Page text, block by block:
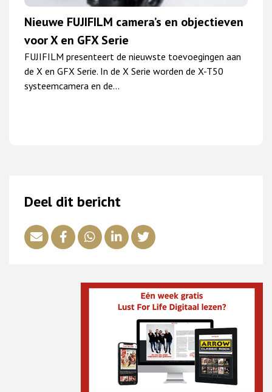
Nieuwe FUJIFILM camera’s en objectieven
voor X en GFX Serie
FUJIFILM presenteert de nieuwste toevoegingen aan
de X en GFX Serie. In de X Serie worden de X-T50
systeemcamera en de…
Deel dit bericht